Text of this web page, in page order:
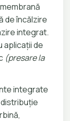
de încălzire
integrat.
aplicații de
(presare la
integrate